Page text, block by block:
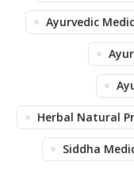
Ayurvedic
Herbal Natural
Siddha